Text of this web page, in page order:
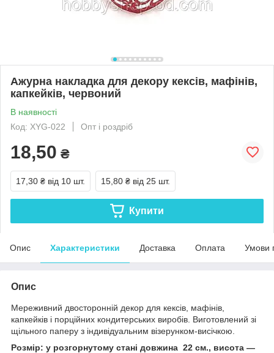
Ажурна накладка для декору кексів, мафінів,
капкейків, червоний
В наявності
Код: XYG-022
Опт і роздріб
18,50 ₴
17,30 ₴ від 10 шт. 15,80 ₴ від 25 шт.
Купити
Опис Характеристики Доставка Оплата Умови
Опис
Мереживний двосторонній декор для кексів, мафінів,
капкейків і порційних кондитерських виробів. Виготовлений зі
щільного паперу з індивідуальним візерунком-висічкою.
Розмір: у розгорнутому стані довжина 22 см., висота —